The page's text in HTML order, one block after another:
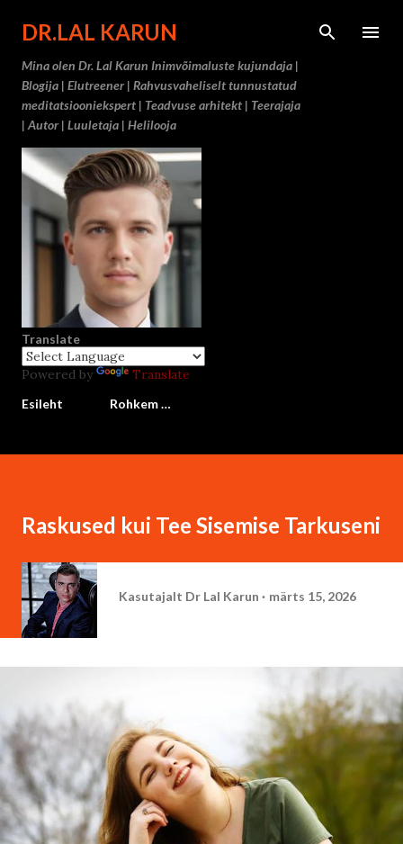
DR.LAL KARUN
Mina olen Dr. Lal Karun Inimvõimaluste kujundaja |
Blogija | Elutreener | Rahvusvaheliselt tunnustatud
meditatsiooniekspert | Teadvuse arhitekt | Teerajaja
| Autor | Luuletaja | Helilooja
Translate
Powered by Translate
Esileht Rohkem …
Raskused kui Tee Sisemise Tarkuseni
Kasutajalt Dr Lal Karun märts 15, 2026